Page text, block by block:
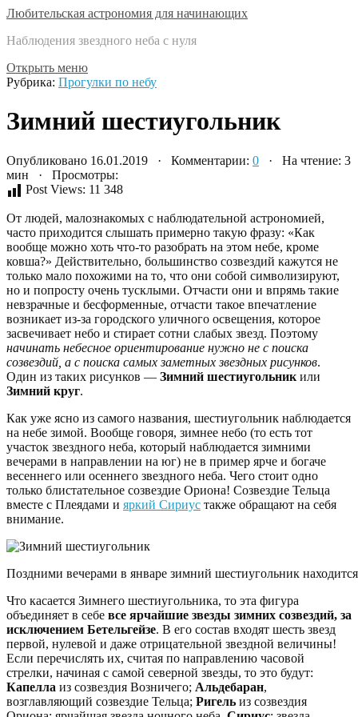
Любительская астрономия для начинающих
Наблюдения звездного неба с нуля
Открыть меню
Рубрика: Прогулки по небу
Зимний шестиугольник
Опубликовано 16.01.2019 · Комментарии: 0 · На чтение: 3
мин · Просмотры:
Post Views: 11 348
От людей, малознакомых с наблюдательной астрономией,
часто приходится слышать примерно такую фразу: «Как
вообще можно хоть что-то разобрать на этом небе, кроме
ковша?» Действительно, большинство созвездий кажутся не
только мало похожими на то, что они собой символизируют,
но и попросту очень тусклыми. Отчасти они и впрямь такие
невзрачные и бесформенные, отчасти такое впечатление
возникает из-за городского уличного освещения, которое
засвечивает небо и стирает сотни слабых звезд. Поэтому
начинать небесное ориентирование нужно не с поиска
созвездий, а с поиска самых заметных звездных рисунков.
Один из таких рисунков — Зимний шестиугольник или
Зимний круг.
Как уже ясно из самого названия, шестиугольник наблюдается
на небе зимой. Вообще говоря, зимнее небо (то есть тот
участок звездного неба, который наблюдается зимними
вечерами в направлении на юг) не в пример ярче и богаче
весеннего или осеннего звездного неба. Чего стоит одно
только блистательное созвездие Ориона! Созвездие Тельца
вместе с Плеядами и яркий Сириус также обращают на себя
внимание.
Поздними вечерами в январе зимний шестиугольник
Что касается Зимнего шестиугольника, то эта фигура
объединяет в себе все ярчайшие звезды зимних созвездий, за
исключением Бетельгейзе. В его состав входят шесть звезд
первой, нулевой и даже отрицательной звездной величины!
Если перечислять их, считая по направлению часовой
стрелки, начиная с самой северной звезды, то это будут:
Капелла из созвездия Возничего; Альдебаран,
возглавляющий созвездие Тельца; Ригель из созвездия